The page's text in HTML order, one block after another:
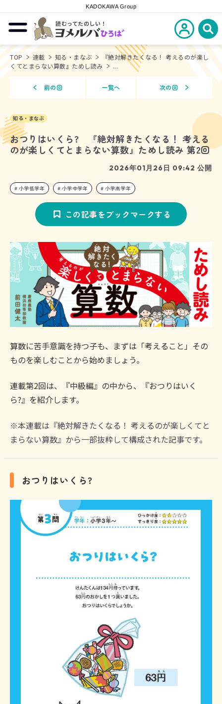
KADOKAWA Group
メニューを開閉する
読むってたのしい！
ヨメルバひろば
新規会員登
検
TOP 連載 知る・まなぶ
『絶対解きたくなる！ 考えるのが楽し
くてとまらない算数』ためし読み
...
前の回 一覧へ 次の回
知る・まなぶ
おつりはいくら? 『絶対解きたくなる！ 考える
のが楽しくてとまらない算数』ためし読み 第2回
2026年01月26日 09:42 公開
小学低学年 小学中学年 小学高学年
この記事をブックマークする
算数に苦手意識を持つ子も、まずは「考えること」その
ものを楽しむことから始めましょう。
連載第2回は、『中級編』の中から、『おつりはいく
ら?』を紹介します。
※本連載は『絶対解きたくなる！ 考えるのが楽しくてと
まらない算数』から一部抜粋して構成された記事です。
おつりはいくら?